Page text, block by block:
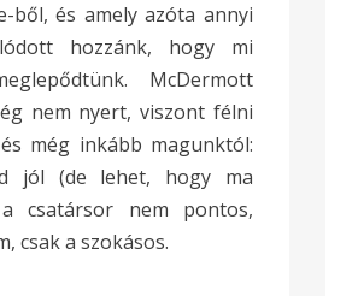
ből, és amely azóta annyi
hozzánk, hogy mi
McDermott
nem nyert, viszont félni
még inkább magunktól:
jól (de lehet, hogy ma
csatársor nem pontos,
csak a szokásos.